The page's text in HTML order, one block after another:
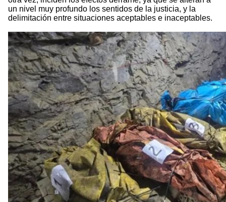
un nivel muy profundo los sentidos de la justicia, y la
delimitación entre situaciones aceptables e inaceptables.